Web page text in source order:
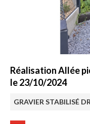
Réalisation Allée
le 23/10/2024
GRAVIER STABILISÉ